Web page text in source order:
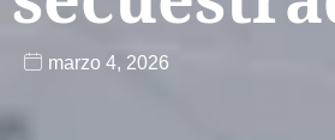
marzo 4, 2026